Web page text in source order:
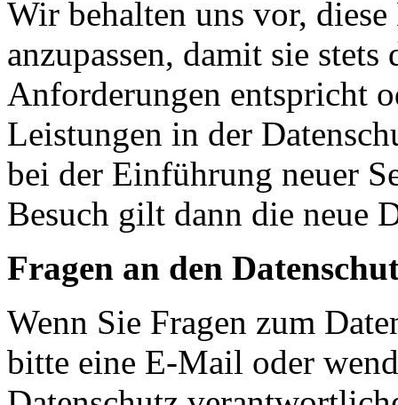
Wir behalten uns vor,
anzupassen, damit sie
Anforderungen entspricht
Leistungen in der
bei der Einführung neuer
Besuch gilt dann die neue
Fragen an den
Wenn Sie Fragen zum
bitte eine E-Mail oder